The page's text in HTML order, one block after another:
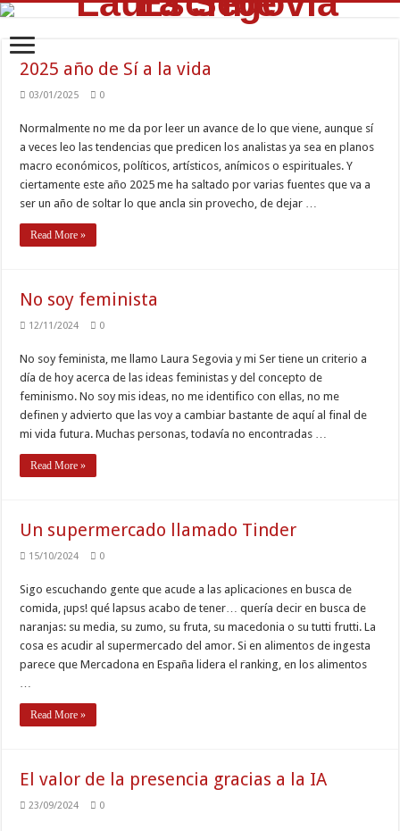
2025 año de Sí a la vida
03/01/2025 0
Normalmente no me da por leer un avance de lo que viene, aunque sí
a veces leo las tendencias que predicen los analistas ya sea en planos
macro económicos, políticos, artísticos, anímicos o espirituales. Y
ciertamente este año 2025 me ha saltado por varias fuentes que va a
ser un año de soltar lo que ancla sin provecho, de dejar …
Read More »
No soy feminista
12/11/2024 0
No soy feminista, me llamo Laura Segovia y mi Ser tiene un criterio a
día de hoy acerca de las ideas feministas y del concepto de
feminismo. No soy mis ideas, no me identifico con ellas, no me
definen y advierto que las voy a cambiar bastante de aquí al final de
mi vida futura. Muchas personas, todavía no encontradas …
Read More »
Un supermercado llamado Tinder
15/10/2024 0
Sigo escuchando gente que acude a las aplicaciones en busca de
comida, ¡ups! qué lapsus acabo de tener… quería decir en busca de
naranjas: su media, su zumo, su fruta, su macedonia o su tutti frutti. La
cosa es acudir al supermercado del amor. Si en alimentos de ingesta
parece que Mercadona en España lidera el ranking, en los alimentos
…
Read More »
El valor de la presencia gracias a la IA
23/09/2024 0